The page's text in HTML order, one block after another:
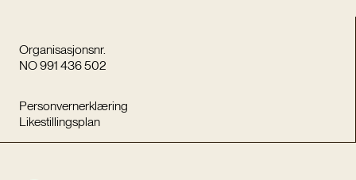
Organisasjonsnr.
NO 991 436 502
Personvernerklæring
Likestillingsplan